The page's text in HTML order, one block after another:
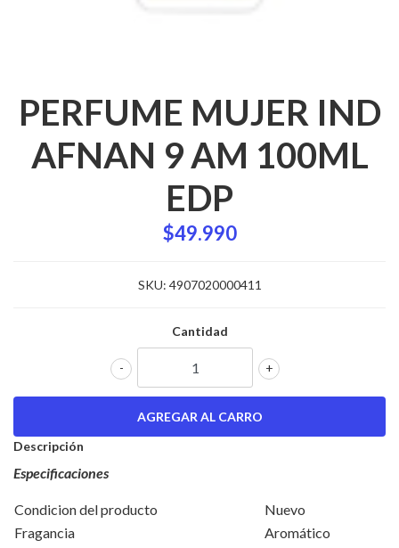
PERFUME MUJER IND
AFNAN 9 AM 100ML
EDP
$49.990
SKU: 4907020000411
Cantidad
+
-
Descripción
Especificaciones
Condicion del producto
Nuevo
Fragancia
Aromático